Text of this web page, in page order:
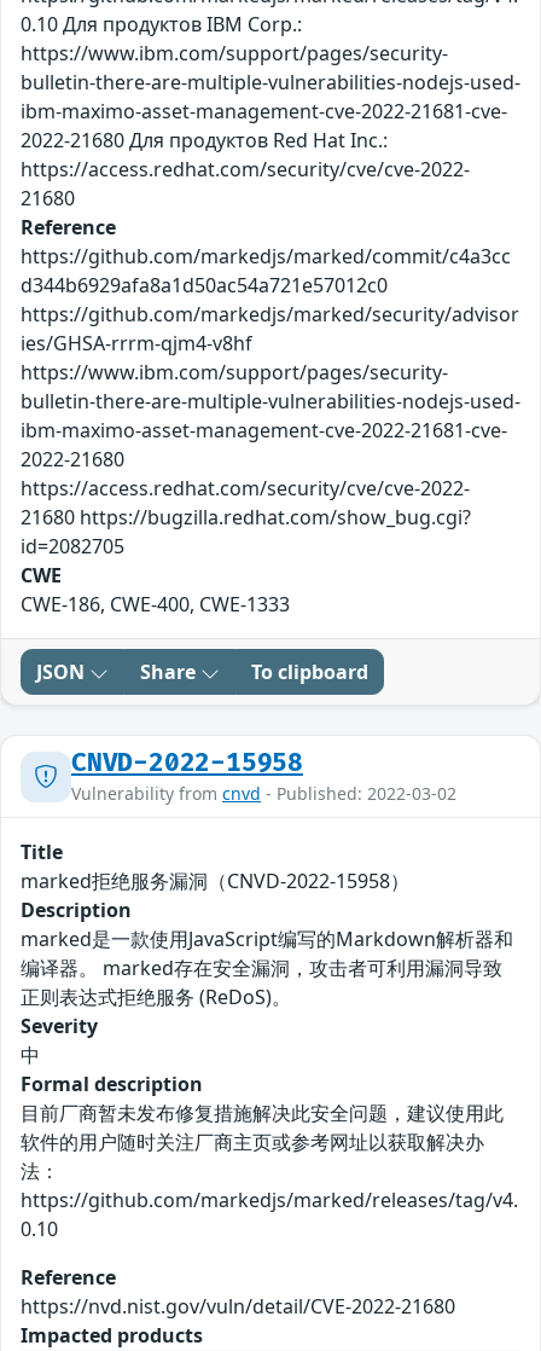
0.10 Для продуктов IBM Corp.:
https://www.ibm.com/support/pages/security-
bulletin-there-are-multiple-vulnerabilities-nodejs-used-
ibm-maximo-asset-management-cve-2022-21681-cve-
2022-21680 Для продуктов Red Hat Inc.:
https://access.redhat.com/security/cve/cve-2022-
21680
Reference
https://github.com/markedjs/marked/commit/c4a3cc
d344b6929afa8a1d50ac54a721e57012c0
https://github.com/markedjs/marked/security/advisor
ies/GHSA-rrrm-qjm4-v8hf
https://www.ibm.com/support/pages/security-
bulletin-there-are-multiple-vulnerabilities-nodejs-used-
ibm-maximo-asset-management-cve-2022-21681-cve-
2022-21680
https://access.redhat.com/security/cve/cve-2022-
21680 https://bugzilla.redhat.com/show_bug.cgi?
id=2082705
CWE
CWE-186, CWE-400, CWE-1333
JSON Share To clipboard
CNVD-2022-15958
Vulnerability from cnvd - Published: 2022-03-02
Title
marked拒绝服务漏洞（CNVD-2022-15958）
Description
marked是一款使用JavaScript编写的Markdown解析器和
编译器。 marked存在安全漏洞，攻击者可利用漏洞导致
正则表达式拒绝服务 (ReDoS)。
Severity
中
Formal description
目前厂商暂未发布修复措施解决此安全问题，建议使用此
软件的用户随时关注厂商主页或参考网址以获取解决办
法：
https://github.com/markedjs/marked/releases/tag/v4.
0.10
Reference
https://nvd.nist.gov/vuln/detail/CVE-2022-21680
Impacted products